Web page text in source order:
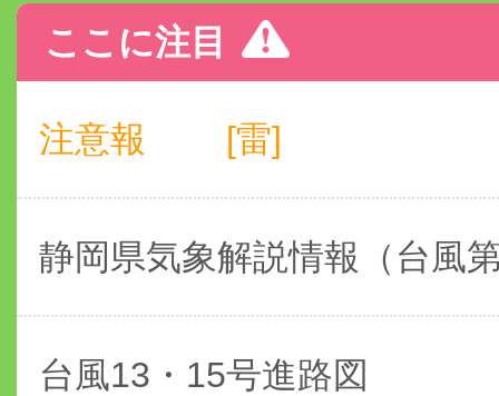
ここに注目
注意報 [雷]
静岡県気象解説情報（台風
台風13・15号進路図